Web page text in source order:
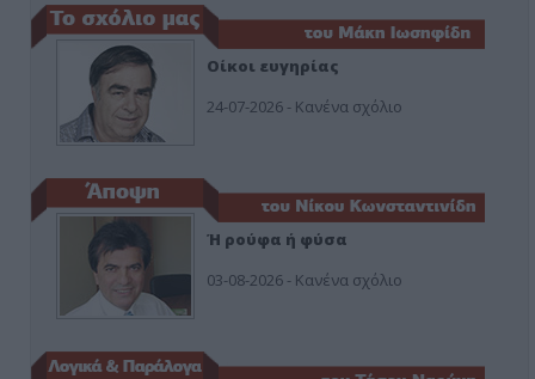
Οίκοι ευγηρίας
24-07-2026 - Κανένα σχόλιο
Ή ρούφα ή φύσα
03-08-2026 - Κανένα σχόλιο